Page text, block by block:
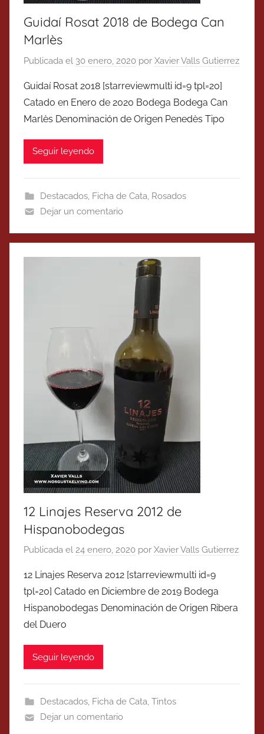
Guidaí Rosat 2018 de Bodega Can
Marlès
Publicada el 30 enero, 2020 por Xavier Valls Gutierrez
Guidaí Rosat 2018 [starreviewmulti id=9 tpl=20]
Catado en Enero de 2020 Bodega Bodega Can
Marlès Denominación de Origen Penedès Tipo
Seguir leyendo
Destacados, Ficha de Cata, Rosados
Dejar un comentario
12 Linajes Reserva 2012 de
Hispanobodegas
Publicada el 24 enero, 2020 por Xavier Valls Gutierrez
12 Linajes Reserva 2012 [starreviewmulti id=9
tpl=20] Catado en Diciembre de 2019 Bodega
Hispanobodegas Denominación de Origen Ribera
del Duero
Seguir leyendo
Destacados, Ficha de Cata, Tintos
Dejar un comentario